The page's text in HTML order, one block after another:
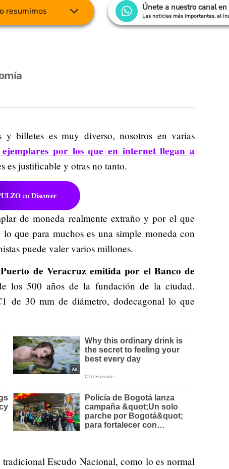
resumimos Únete a nuestro canal
Las noticias más importantes, al
billetes es muy diverso, nosotros en varias
por los que en internet llegan a
es justificable y otras no tanto.
en Discover
de moneda realmente extraño y por el que
lo que para muchos es una simple moneda con
puede valer varios millones.
de Veracruz emitida por el Banco de
los 500 años de la fundación de la ciudad.
de 30 mm de diámetro, dodecagonal lo que
Escudo Nacional, como lo es normal